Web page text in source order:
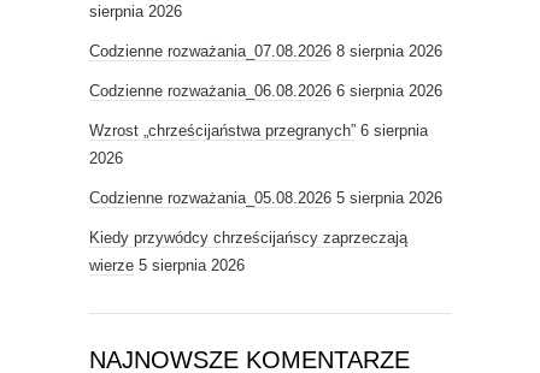
sierpnia 2026
Codzienne rozważania_07.08.2026 8 sierpnia 2026
Codzienne rozważania_06.08.2026 6 sierpnia 2026
Wzrost „chrześcijaństwa przegranych” 6 sierpnia
2026
Codzienne rozważania_05.08.2026 5 sierpnia 2026
Kiedy przywódcy chrześcijańscy zaprzeczają
wierze 5 sierpnia 2026
NAJNOWSZE KOMENTARZE